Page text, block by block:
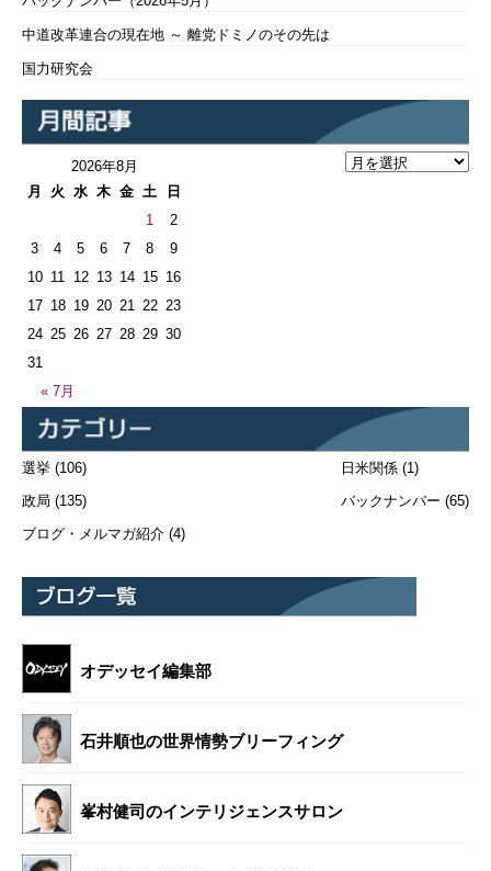
中道改革連合の現在地 ～ 離党ドミノのその先は
国力研究会
2026年8月
月
火 水 木 金 土 日
« 7月
1
2
3
4 5 6 7 8
9
10 11 12 13 14 15 16
17 18 19 20 21 22 23
24 25 26 27 28 29 30
31
選挙 (106)
政局 (135)
ブログ・メルマガ紹介 (4)
日米関係 (1)
バックナンバー (65)
オデッセイ編集部
石井順也の世界情勢ブリーフィング
峯村健司のインテリジェンスサロン